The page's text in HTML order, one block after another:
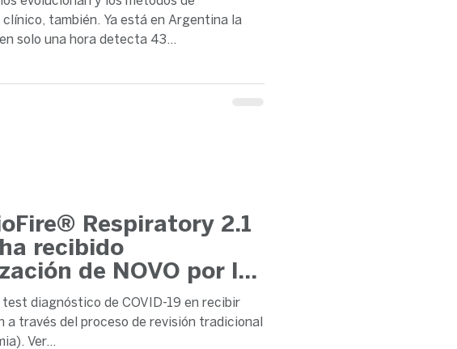
también. Ya está en Argentina la
solo una hora detecta 43...
Respiratory 2.1
recibido
de NOVO por la
test diagnóstico de COVID-19 en recibir
a través del proceso de revisión tradicional
Ver...